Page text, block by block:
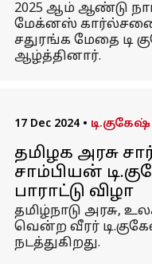
2025 ஆம் ஆண்டு
மேக்னஸ் கார்ல்சனை
சதுரங்க மேதை டி
ஆழ்த்தினார்.
17 Dec 2024 • டி.குகேஷ்
தமிழக அரசு
சாம்பியன்
பாராட்டு விழா
தமிழ்நாடு அரசு,
வென்ற வீரர்
நடத்துகிறது.